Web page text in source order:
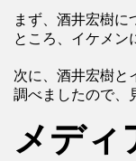
まず、酒井宏樹に
ところ、イケメン
次に、酒井宏樹と
調べましたので、
メディ